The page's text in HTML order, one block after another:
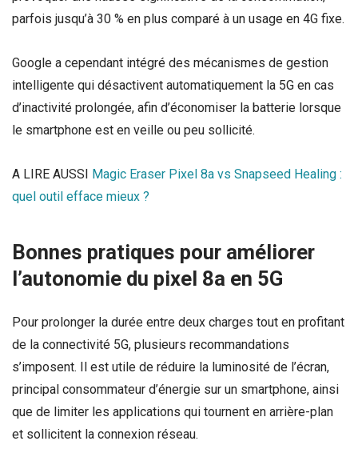
parfois jusqu’à 30 % en plus comparé à un usage en 4G fixe.
Google a cependant intégré des mécanismes de gestion
intelligente qui désactivent automatiquement la 5G en cas
d’inactivité prolongée, afin d’économiser la batterie lorsque
le smartphone est en veille ou peu sollicité.
A LIRE AUSSI
Magic Eraser Pixel 8a vs Snapseed Healing :
quel outil efface mieux ?
Bonnes pratiques pour améliorer
l’autonomie du pixel 8a en 5G
Pour prolonger la durée entre deux charges tout en profitant
de la connectivité 5G, plusieurs recommandations
s’imposent. Il est utile de réduire la luminosité de l’écran,
principal consommateur d’énergie sur un smartphone, ainsi
que de limiter les applications qui tournent en arrière-plan
et sollicitent la connexion réseau.